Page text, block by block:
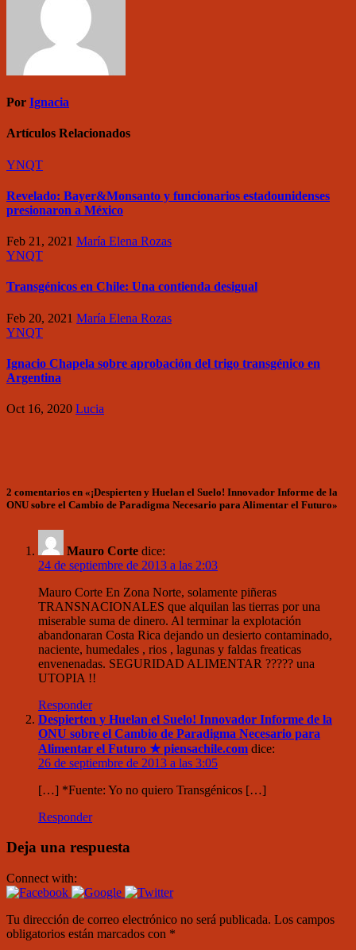
Por Ignacia
Artículos Relacionados
YNQT
Revelado: Bayer&Monsanto y funcionarios estadounidenses
presionaron a México
Feb 21, 2021 María Elena Rozas
YNQT
Transgénicos en Chile: Una contienda desigual
Feb 20, 2021 María Elena Rozas
YNQT
Ignacio Chapela sobre aprobación del trigo transgénico en
Argentina
Oct 16, 2020 Lucia
2 comentarios en «¡Despierten y Huelan el Suelo! Innovador Informe de la
ONU sobre el Cambio de Paradigma Necesario para Alimentar el Futuro»
Mauro Corte dice:
24 de septiembre de 2013 a las 2:03
Mauro Corte En Zona Norte, solamente piñeras
TRANSNACIONALES que alquilan las tierras por una
miserable suma de dinero. Al terminar la explotación
abandonaran Costa Rica dejando un desierto contaminado,
naciente, humedales , rios , lagunas y faldas freaticas
envenenadas. SEGURIDAD ALIMENTAR ????? una
UTOPIA !!
Responder
Despierten y Huelan el Suelo! Innovador Informe de la
ONU sobre el Cambio de Paradigma Necesario para
Alimentar el Futuro ★ piensachile.com dice:
26 de septiembre de 2013 a las 3:05
[…] *Fuente: Yo no quiero Transgénicos […]
Responder
Deja una respuesta
Connect with:
Tu dirección de correo electrónico no será publicada. Los campos
obligatorios están marcados con *